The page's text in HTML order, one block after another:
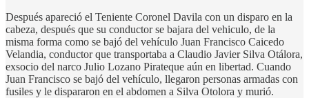
Después apareció el Teniente Coronel Davila con un disparo en la
cabeza, después que su conductor se bajara del vehiculo, de la
misma forma como se bajó del vehículo Juan Francisco Caicedo
Velandia, conductor que transportaba a Claudio Javier Silva Otálora,
exsocio del narco Julio Lozano Pirateque aún en libertad. Cuando
Juan Francisco se bajó del vehículo, llegaron personas armadas con
fusiles y le dispararon en el abdomen a Silva Otolora y murió.